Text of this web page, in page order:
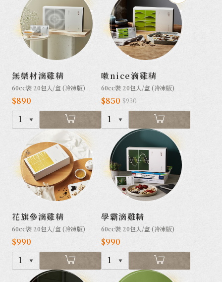
無藥材滴雞精
60cc裝 20包入/盒 (冷凍版)
$890
1
嗽nice滴雞精
60cc裝 20包入/盒 (冷凍版)
$850 $930
1
花旗參滴雞精
60cc裝 20包入/盒 (冷凍版)
$990
1
學霸滴雞精
60cc裝 20包入/盒 (冷凍版)
$990
1